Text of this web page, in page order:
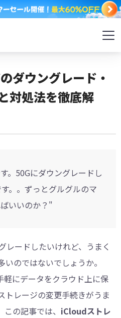
ダウングレード・
対処法を徹底解
。50Gにダウングレードし
。。ずっとグルグルのマ
いいのか？"
ードしたいけれど、うまく
のではないでしょうか。
にデータをクラウド上に保
トレージの変更手続きがうま
の記事では、 iCloudストレ